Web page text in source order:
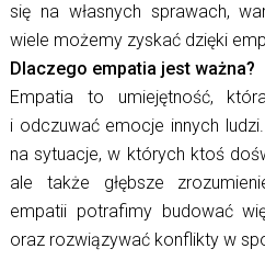
się na własnych sprawach,
wiele możemy zyskać dzięki
Dlaczego empatia jest ważna?
Empatia to umiejętność,
i odczuwać emocje innych
na sytuacje, w których ktoś
ale także głębsze
empatii potrafimy budować
oraz rozwiązywać konflikty w